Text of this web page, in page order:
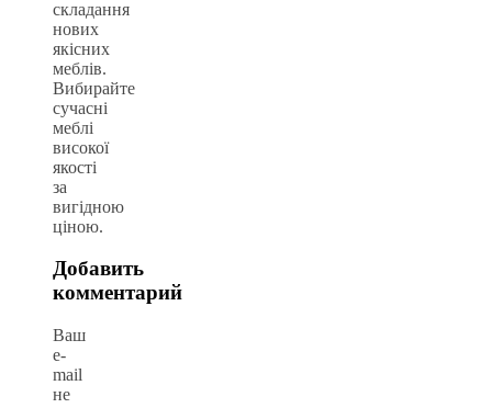
складання
нових
якісних
меблів.
Вибирайте
сучасні
меблі
високої
якості
за
вигідною
ціною.
Добавить
комментарий
Ваш
e-
mail
не